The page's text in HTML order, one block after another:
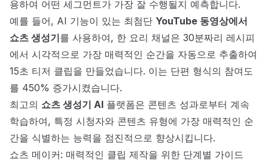
용하여 어떤 세그먼트가 가장 잘 수행될지 예측합니다.
예를 들어, AI 기능이 있는 최첨단 YouTube 동영상에서
쇼츠 생성기를 사용하여, 한 요리 채널은 30분짜리 레시피
에서 시각적으로 가장 매력적인 순간을 자동으로 추출하여
15초 티저 클립을 만들었습니다. 이는 단편 형식의 참여도
를 450% 증가시켰습니다.
최고의 쇼츠 생성기 AI 플랫폼은 콘텐츠 성과로부터 계속
학습하여, 특정 시청자와 콘텐츠 유형에 가장 매력적인 순
간을 식별하는 능력을 점진적으로 향상시킵니다.
쇼츠 메이커: 매력적인 클립 제작을 위한 단계별 가이드